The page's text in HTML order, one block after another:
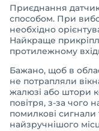
Приєднання
способом. При
необхідно
Найкраще
протилежному
Бажано, щоб в
не потрапляли
жалюзі або штори
повітря, з-за чого
помилкові
найзручнішого